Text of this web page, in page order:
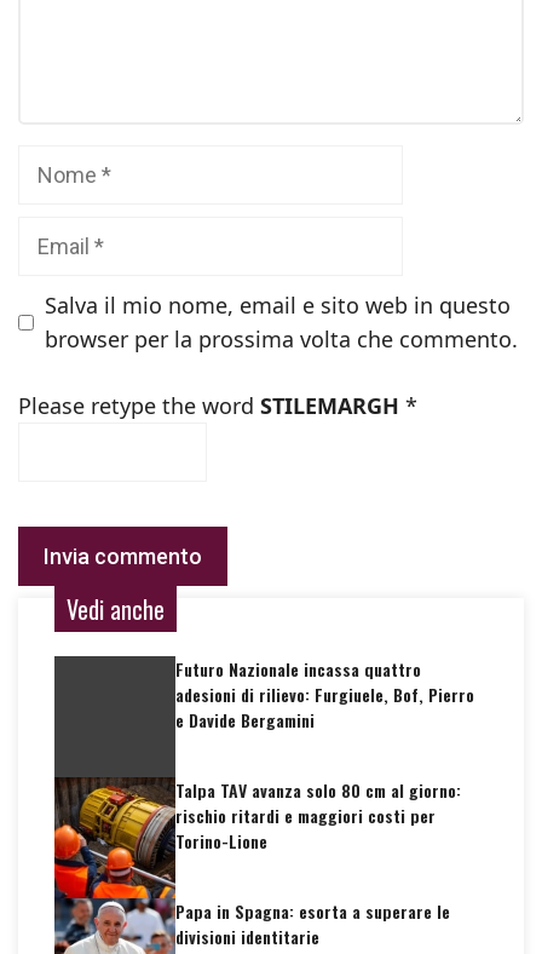
Salva il mio nome, email e sito web in questo
browser per la prossima volta che commento.
Please retype the word STILEMARGH *
Vedi anche
Futuro Nazionale incassa quattro
adesioni di rilievo: Furgiuele, Bof, Pierro
e Davide Bergamini
Talpa TAV avanza solo 80 cm al giorno:
rischio ritardi e maggiori costi per
Torino-Lione
Papa in Spagna: esorta a superare le
divisioni identitarie